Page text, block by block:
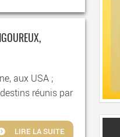
aux USA ;
réunis par
LIRE LA SUITE